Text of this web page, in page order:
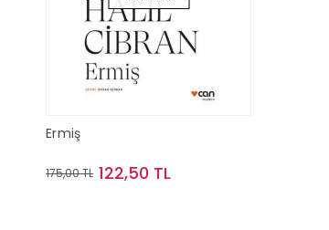
Ermiş
175,00 TL 122,50 TL